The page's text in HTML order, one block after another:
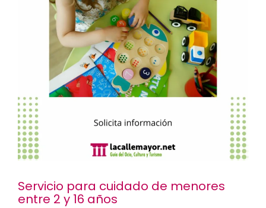
Servicio para cuidado de menores
entre 2 y 16 años